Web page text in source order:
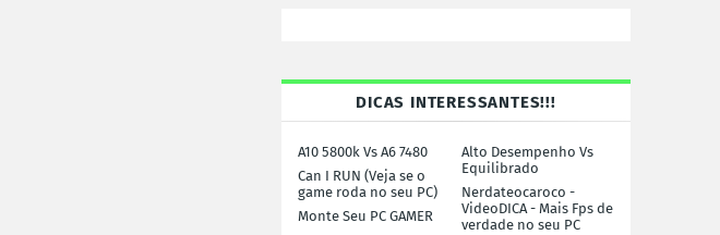
DICAS INTERESSANTES!!!
A10 5800k Vs A6 7480
Alto Desempenho Vs
Equilibrado
Can I RUN (Veja se o
game roda no seu PC)
Nerdateocaroco -
VideoDICA - Mais Fps de
verdade no seu PC
Monte Seu PC GAMER